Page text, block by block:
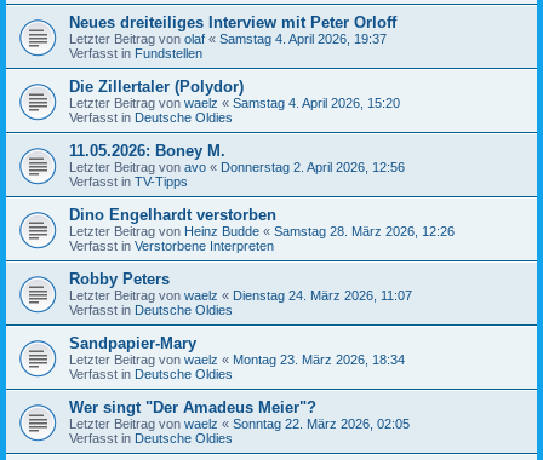
Neues dreiteiliges Interview mit Peter Orloff
Letzter Beitrag von olaf « Samstag 4. April 2026, 19:37
Verfasst in Fundstellen
Die Zillertaler (Polydor)
Letzter Beitrag von waelz « Samstag 4. April 2026, 15:20
Verfasst in Deutsche Oldies
11.05.2026: Boney M.
Letzter Beitrag von avo « Donnerstag 2. April 2026, 12:56
Verfasst in TV-Tipps
Dino Engelhardt verstorben
Letzter Beitrag von Heinz Budde « Samstag 28. März 2026, 12:26
Verfasst in Verstorbene Interpreten
Robby Peters
Letzter Beitrag von waelz « Dienstag 24. März 2026, 11:07
Verfasst in Deutsche Oldies
Sandpapier-Mary
Letzter Beitrag von waelz « Montag 23. März 2026, 18:34
Verfasst in Deutsche Oldies
Wer singt "Der Amadeus Meier"?
Letzter Beitrag von waelz « Sonntag 22. März 2026, 02:05
Verfasst in Deutsche Oldies